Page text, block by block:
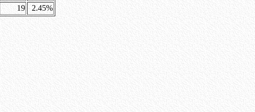
19 2.45%